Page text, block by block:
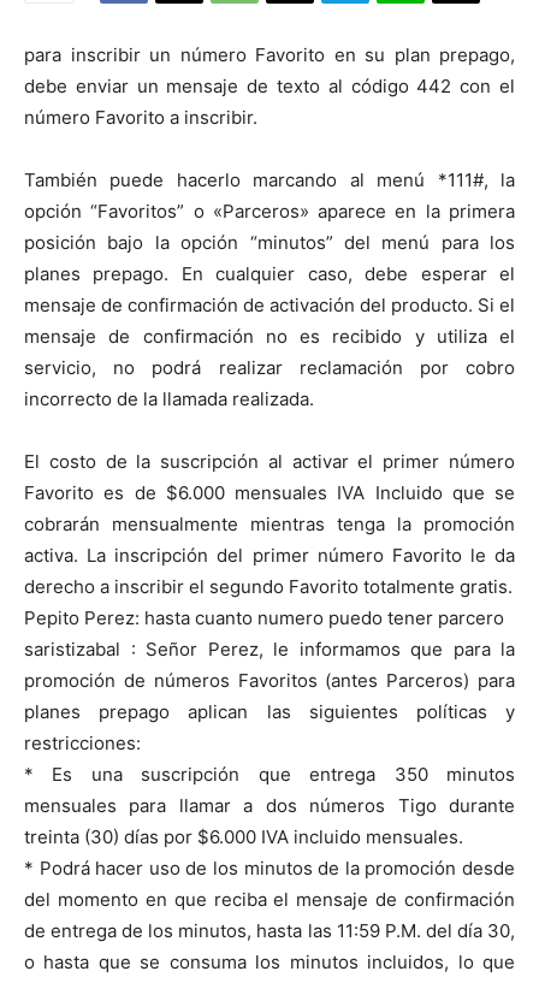
para inscribir un número Favorito en su plan prepago,
debe enviar un mensaje de texto al código 442 con el
número Favorito a inscribir.
También puede hacerlo marcando al menú *111#, la
opción “Favoritos” o «Parceros» aparece en la primera
posición bajo la opción “minutos” del menú para los
planes prepago. En cualquier caso, debe esperar el
mensaje de confirmación de activación del producto. Si el
mensaje de confirmación no es recibido y utiliza el
servicio, no podrá realizar reclamación por cobro
incorrecto de la llamada realizada.
El costo de la suscripción al activar el primer número
Favorito es de $6.000 mensuales IVA Incluido que se
cobrarán mensualmente mientras tenga la promoción
activa. La inscripción del primer número Favorito le da
derecho a inscribir el segundo Favorito totalmente gratis.
Pepito Perez: hasta cuanto numero puedo tener parcero
saristizabal : Señor Perez, le informamos que para la
promoción de números Favoritos (antes Parceros) para
planes prepago aplican las siguientes políticas y
restricciones:
* Es una suscripción que entrega 350 minutos
mensuales para llamar a dos números Tigo durante
treinta (30) días por $6.000 IVA incluido mensuales.
* Podrá hacer uso de los minutos de la promoción desde
del momento en que reciba el mensaje de confirmación
de entrega de los minutos, hasta las 11:59 P.M. del día 30,
o hasta que se consuma los minutos incluidos, lo que